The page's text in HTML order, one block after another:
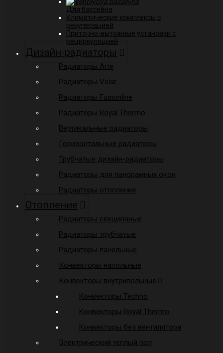
Для бассейна
Климатические комплексы с
рекуперацией
Приточно-вытяжные установки с
рециркуляцией
Дизайн-радиаторы
Радиаторы Arte
Радиаторы Velar
Радиаторы Fusionline
Радиаторы Royal Thermo
Вертикальные радиаторы
Горизонтальные радиаторы
Трубчатые дизайн-радиаторы
Радиаторы для панорамных окон
Радиаторы отопления
Отопление
Радиаторы секционные
Радиаторы трубчатые
Радиаторы панельные
Конвекторы напольные
Конвекторы внутрипольные
Конвекторы Techno
Конвекторы Royal Thermo
Конвекторы без вентилятора
Электрический теплый пол